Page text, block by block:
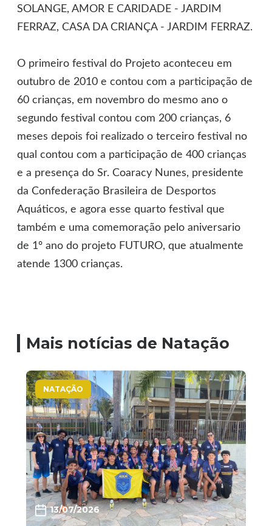
SOLANGE, AMOR E CARIDADE - JARDIM
FERRAZ, CASA DA CRIANÇA - JARDIM FERRAZ.
O primeiro festival do Projeto aconteceu em
outubro de 2010 e contou com a participação de
60 crianças, em novembro do mesmo ano o
segundo festival contou com 200 crianças, 6
meses depois foi realizado o terceiro festival no
qual contou com a participação de 400 crianças
e a presença do Sr. Coaracy Nunes, presidente
da Confederação Brasileira de Desportos
Aquáticos, e agora esse quarto festival que
também e uma comemoração pelo aniversario
de 1º ano do projeto FUTURO, que atualmente
atende 1300 crianças.
Mais notícias de Natação
NATAÇÃO
13/07/2026